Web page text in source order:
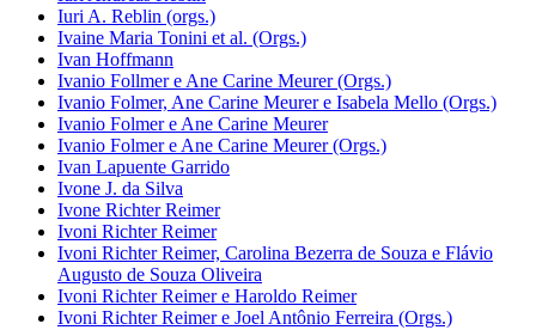
Iuri A. Reblin (orgs.)
Ivaine Maria Tonini et al. (Orgs.)
Ivan Hoffmann
Ivanio Follmer e Ane Carine Meurer (Orgs.)
Ivanio Folmer, Ane Carine Meurer e Isabela Mello (Orgs.)
Ivanio Folmer e Ane Carine Meurer
Ivanio Folmer e Ane Carine Meurer (Orgs.)
Ivan Lapuente Garrido
Ivone J. da Silva
Ivone Richter Reimer
Ivoni Richter Reimer
Ivoni Richter Reimer, Carolina Bezerra de Souza e Flávio
Augusto de Souza Oliveira
Ivoni Richter Reimer e Haroldo Reimer
Ivoni Richter Reimer e Joel Antônio Ferreira (Orgs.)